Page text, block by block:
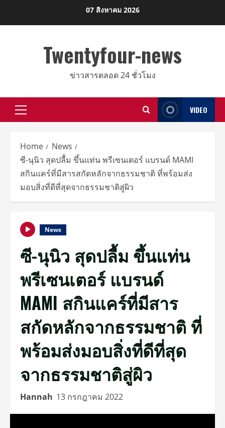
07 สิงหาคม 2026
Twentyfour-news
ข่าวสารตลอด 24 ชั่วโมง
Primary
VIDEO
Home
News
ซี-นุนิว สุดปลื้ม ขึ้นแท่น พรีเซนเตอร์ แบรนด์ MAMI
สกินแคร์ที่มีสารสกัดหลักจากธรรมชาติ ที่พร้อมส่ง
มอบสิ่งที่ดีที่สุดจากธรรมชาติสู่ผิว
News
ซี-นุนิว สุดปลื้ม ขึ้นแท่น
พรีเซนเตอร์ แบรนด์
MAMI สกินแคร์ที่มีสาร
สกัดหลักจากธรรมชาติ ที่
พร้อมส่งมอบสิ่งที่ดีที่สุด
จากธรรมชาติสู่ผิว
Hannah 13 กรกฎาคม 2022